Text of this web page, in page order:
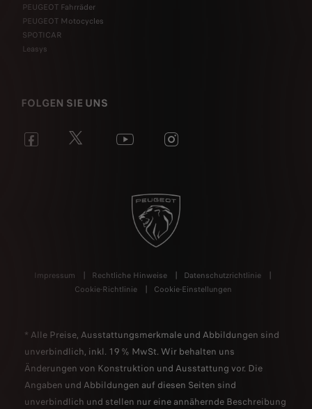
PEUGEOT Fahrräder
PEUGEOT Motocycles
SPOTICAR
Leasys
FOLGEN SIE UNS
Impressum Rechtliche Hinweise
Datenschutzrichtlinie
Cookie-Richtlinie
Cookie-Einstellungen
* Alle Preise, Ausstattungsmerkmale und Abbildungen sind
unverbindlich, inkl. 19 % MwSt. Wir behalten uns
Änderungen von Konstruktion und Ausstattung vor. Die
Angaben und Abbildungen auf diesen Seiten sind
unverbindlich und stellen nur eine annähernde Beschreibung